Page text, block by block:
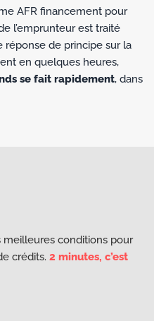
AFR financement pour
l’emprunteur est traité
réponse de principe sur la
en quelques heures,
se fait rapidement, dans
conditions pour
crédits. 2 minutes, c’est